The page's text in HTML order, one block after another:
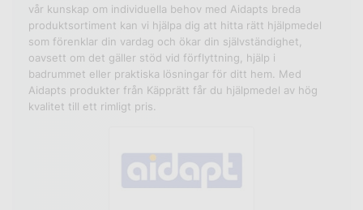
vår kunskap om individuella behov med Aidapts breda
produktsortiment kan vi hjälpa dig att hitta rätt hjälpmedel
som förenklar din vardag och ökar din självständighet,
oavsett om det gäller stöd vid förflyttning, hjälp i
badrummet eller praktiska lösningar för ditt hem. Med
Aidapts produkter från Käpprätt får du hjälpmedel av hög
kvalitet till ett rimligt pris.